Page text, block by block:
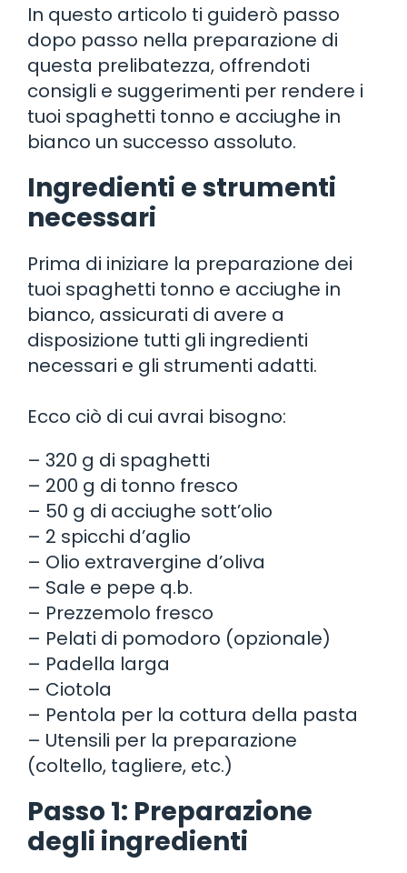
In questo articolo ti guiderò passo
dopo passo nella preparazione di
questa prelibatezza, offrendoti
consigli e suggerimenti per rendere i
tuoi spaghetti tonno e acciughe in
bianco un successo assoluto.
Ingredienti e strumenti
necessari
Prima di iniziare la preparazione dei
tuoi spaghetti tonno e acciughe in
bianco, assicurati di avere a
disposizione tutti gli ingredienti
necessari e gli strumenti adatti.
Ecco ciò di cui avrai bisogno:
– 320 g di spaghetti
– 200 g di tonno fresco
– 50 g di acciughe sott’olio
– 2 spicchi d’aglio
– Olio extravergine d’oliva
– Sale e pepe q.b.
– Prezzemolo fresco
– Pelati di pomodoro (opzionale)
– Padella larga
– Ciotola
– Pentola per la cottura della pasta
– Utensili per la preparazione
(coltello, tagliere, etc.)
Passo 1: Preparazione
degli ingredienti